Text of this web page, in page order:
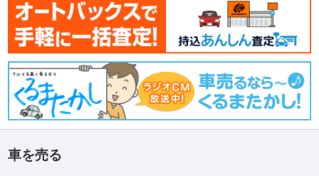
車を売る